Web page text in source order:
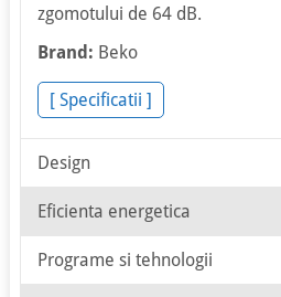
zgomotului de 64 dB.
Brand: Beko
[ Specificatii ]
Design
Eficienta energetica
Programe si tehnologii